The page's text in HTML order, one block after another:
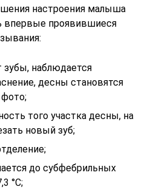
настроения малыша
впервые проявившиеся
зубы, наблюдается
десны становятся
того участка десны, на
новый зуб;
до субфебрильных
°C;